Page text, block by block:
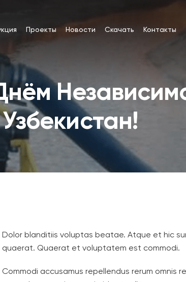
Проекты Новости Скачать Контакты
Узбекистан!
Dolor blanditiis voluptas beatae. Atque et hic
quaerat. Quaerat et voluptatem est commodi.
Commodi accusamus repellendus rerum omnis